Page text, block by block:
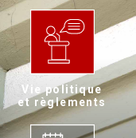
Vie politique
et règlements